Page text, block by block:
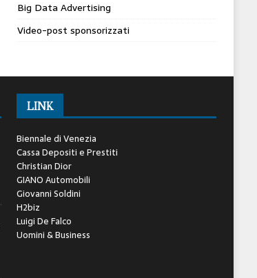
Big Data Advertising
Video-post sponsorizzati
LINK
Biennale di Venezia
Cassa Depositi e Prestiti
Christian Dior
GIANO Automobili
Giovanni Soldini
H2biz
Luigi De Falco
Uomini & Business